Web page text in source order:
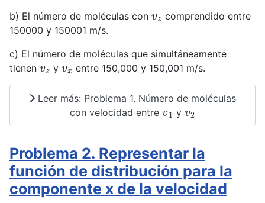
b) El número de moléculas con
comprendido entre
150000 y 150001 m/s.
c) El número de moléculas que simultáneamente
tienen vzy v xentre 150,000 y 150,001 m/s.
Leer más: Problema 1. Número de moléculas
con velocidad entrev1 y v 2
Problema 2. Representar la
función de distribución para la
componente x de la velocidad